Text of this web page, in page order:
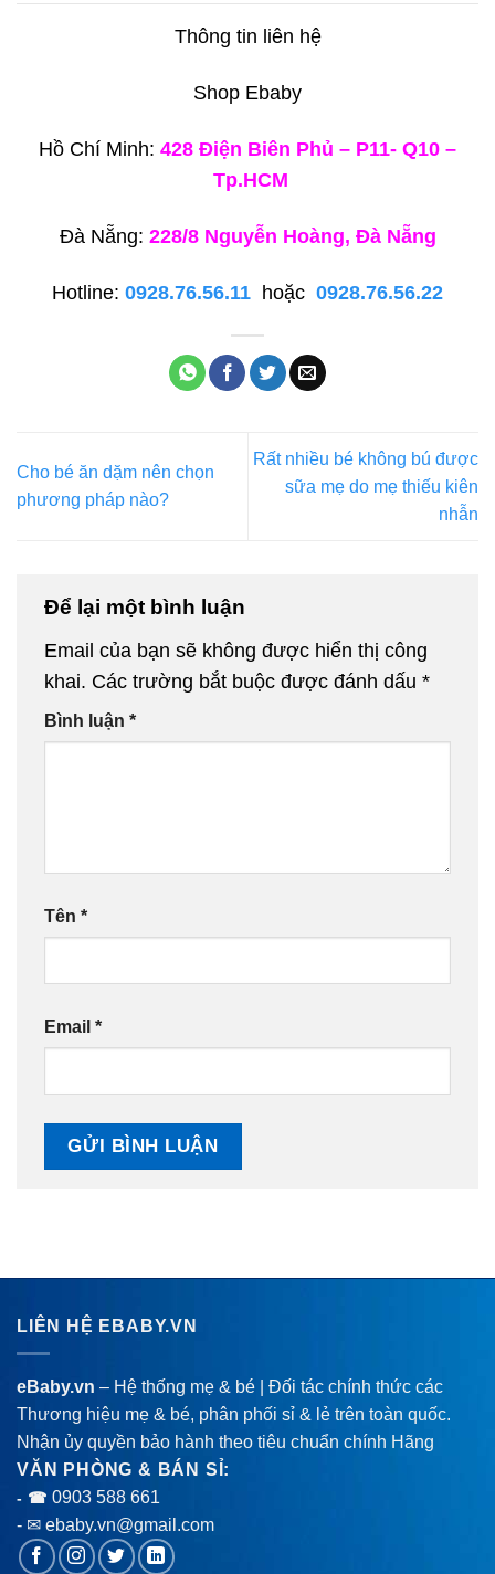
Thông tin liên hệ
Shop Ebaby
Hồ Chí Minh: 428 Điện Biên Phủ – P11- Q10 –
Tp.HCM
Đà Nẵng: 228/8 Nguyễn Hoàng, Đà Nẵng
Hotline: 0928.76.56.11 hoặc 0928.76.56.22
Cho bé ăn dặm nên chọn
phương pháp nào?
Rất nhiều bé không bú được
sữa mẹ do mẹ thiếu kiên
nhẫn
Để lại một bình luận
Email của bạn sẽ không được hiển thị công
khai. Các trường bắt buộc được đánh dấu *
Bình luận *
Tên *
Email *
LIÊN HỆ EBABY.VN
eBaby.vn – Hệ thống mẹ & bé | Đối tác chính thức các
Thương hiệu mẹ & bé, phân phối sỉ & lẻ trên toàn quốc.
Nhận ủy quyền bảo hành theo tiêu chuẩn chính Hãng
VĂN PHÒNG & BÁN SỈ:
- ☎ 0903 588 661
- ✉ ebaby.vn@gmail.com